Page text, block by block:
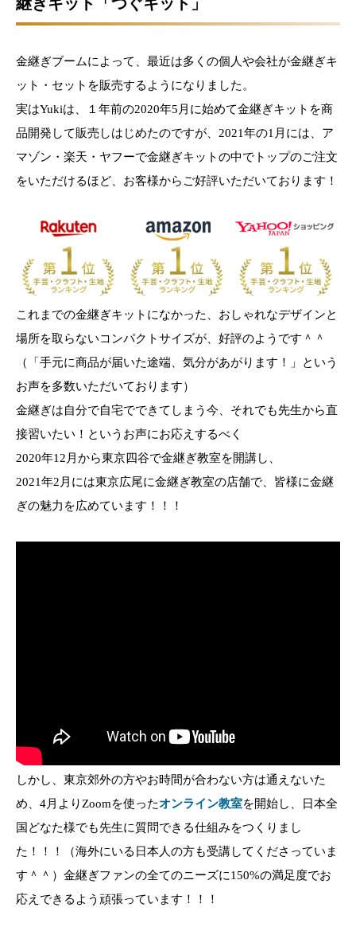
金継ぎブームによって、最近は多くの個人や会社が金継ぎキ
ット・セットを販売するようになりました。
実はYukiは、１年前の2020年5月に始めて金継ぎキットを商
品開発して販売しはじめたのですが、2021年の1月には、ア
マゾン・楽天・ヤフーで金継ぎキットの中でトップのご注文
をいただけるほど、お客様からご好評いただいております！
これまでの金継ぎキットになかった、おしゃれなデザインと
場所を取らないコンパクトサイズが、好評のようです＾＾
（「手元に商品が届いた途端、気分があがります！」という
お声を多数いただいております）
金継ぎは自分で自宅でできてしまう今、それでも先生から直
接習いたい！というお声にお応えするべく
2020年12月から東京四谷で金継ぎ教室を開講し、
2021年2月には東京広尾に金継ぎ教室の店舗で、皆様に金継
ぎの魅力を広めています！！！
しかし、東京郊外の方やお時間が合わない方は通えないた
め、4月よりZoomを使ったオンライン教室を開始し、日本全
国どなた様でも先生に質問できる仕組みをつくりまし
た！！！（海外にいる日本人の方も受講してくださっていま
す＾＾）金継ぎファンの全てのニーズに150%の満足度でお
応えできるよう頑張っています！！！